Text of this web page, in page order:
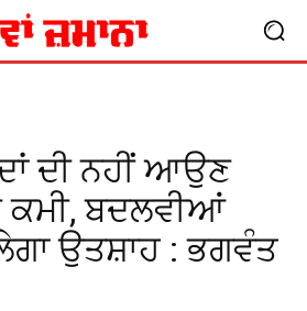
ਦੀ ਨਹੀਂ ਆਉਣ
ਕਮੀ, ਬਦਲਵੀਆਂ
ਉਤਸ਼ਾਹ : ਭਗਵੰਤ